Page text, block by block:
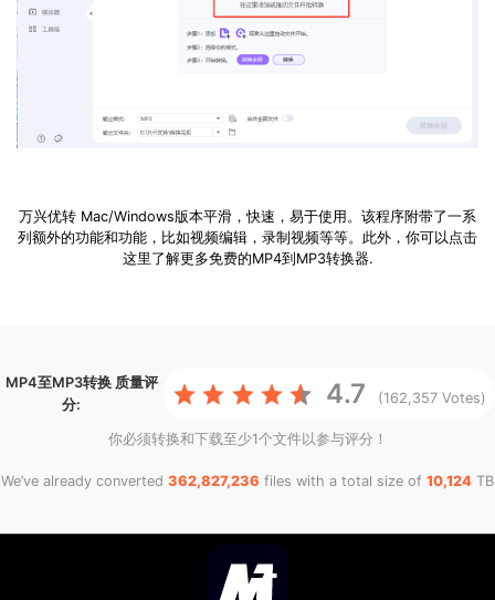
万兴优转 Mac/Windows版本平滑，快速，易于使用。该程序附带了一系
列额外的功能和功能，比如视频编辑，录制视频等等。此外，你可以点击
这里了解更多免费的MP4到MP3转换器.
MP4至MP3转换 质量评
分:
4.7 (162,357 Votes)
你必须转换和下载至少1个文件以参与评分！
We’ve already converted 362,827,236 files with a total size of 10,124 TB